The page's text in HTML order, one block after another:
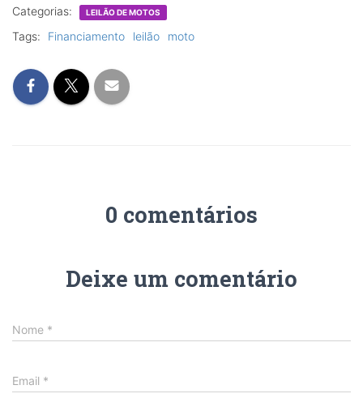
Categorias: LEILÃO DE MOTOS
Tags: Financiamento leilão moto
0 comentários
Deixe um comentário
Nome *
Email *